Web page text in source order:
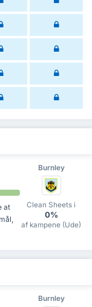
Burnley
at
Clean Sheets i
0%
af kampene (Ude)
Burnley